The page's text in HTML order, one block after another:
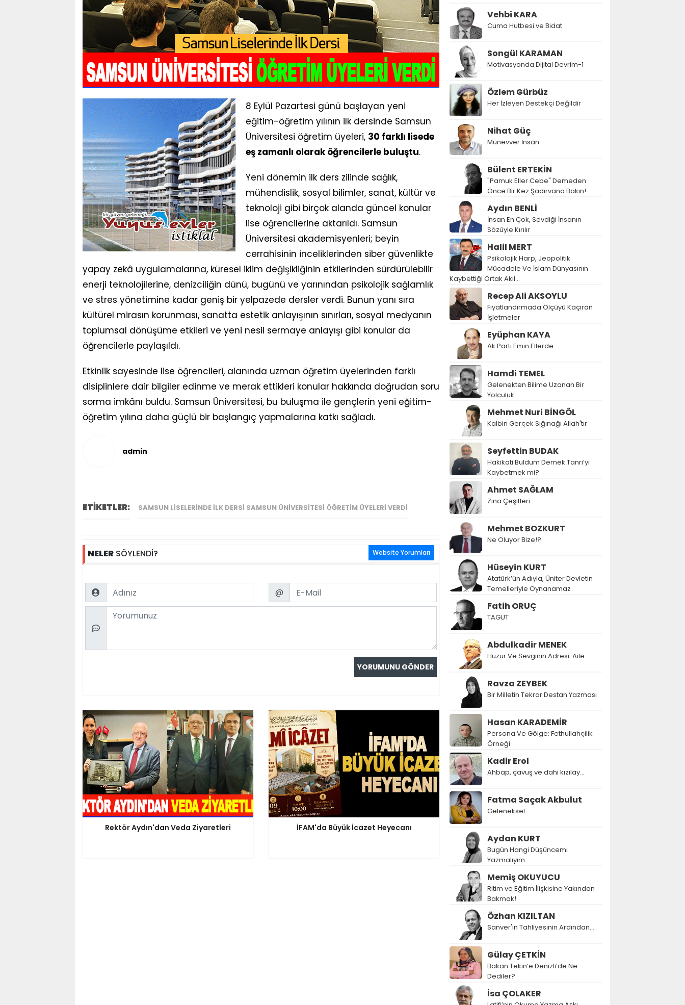
8 Eylül Pazartesi günü başlayan yeni
eğitim-öğretim yılının ilk dersinde Samsun
Üniversitesi öğretim üyeleri, 30 farklı lisede
eş zamanlı olarak öğrencilerle buluştu.
Yeni dönemin ilk ders zilinde sağlık,
mühendislik, sosyal bilimler, sanat, kültür ve
teknoloji gibi birçok alanda güncel konular
lise öğrencilerine aktarıldı. Samsun
Üniversitesi akademisyenleri; beyin
cerrahisinin inceliklerinden siber güvenlikte
yapay zekâ uygulamalarına, küresel iklim değişikliğinin etkilerinden sürdürülebilir
enerji teknolojilerine, denizciliğin dünü, bugünü ve yarınından psikolojik sağlamlık
ve stres yönetimine kadar geniş bir yelpazede dersler verdi. Bunun yanı sıra
kültürel mirasın korunması, sanatta estetik anlayışının sınırları, sosyal medyanın
toplumsal dönüşüme etkileri ve yeni nesil sermaye anlayışı gibi konular da
öğrencilerle paylaşıldı.
Etkinlik sayesinde lise öğrencileri, alanında uzman öğretim üyelerinden farklı
disiplinlere dair bilgiler edinme ve merak ettikleri konular hakkında doğrudan soru
sorma imkânı buldu. Samsun Üniversitesi, bu buluşma ile gençlerin yeni eğitim-
öğretim yılına daha güçlü bir başlangıç yapmalarına katkı sağladı.
admin
ETİKETLER: SAMSUN LISELERINDE İLK DERSI SAMSUN ÜNIVERSITESI ÖĞRETIM ÜYELERI VERDI
NELER SÖYLENDİ? Website Yorumları
Name Email
@
Comment
Rektör Aydın'dan Veda Ziyaretleri İFAM'da Büyük İcazet Heyecanı
Vehbi KARA
Cuma Hutbesi ve Bidat
Songül KARAMAN
Motivasyonda Dijital Devrim-1
Özlem Gürbüz
Her İzleyen Destekçi Değildir
Nihat Güç
Münevver İnsan
Bülent ERTEKİN
"Pamuk Eller Cebe" Demeden
Önce Bir Kez Şadırvana Bakın!
Aydın BENLİ
İnsan En Çok, Sevdiği İnsanın
Sözüyle Kırılır
Halil MERT
Psikolojik Harp, Jeopolitik
Mücadele Ve İslam Dünyasının
Kaybettiği Ortak Akıl…
Recep Ali AKSOYLU
Fiyatlandırmada Ölçüyü Kaçıran
İşletmeler
Eyüphan KAYA
Ak Parti Emin Ellerde
Hamdi TEMEL
Gelenekten Bilime Uzanan Bir
Yolculuk
Mehmet Nuri BİNGÖL
Kalbin Gerçek Sığınağı Allah'tır
Seyfettin BUDAK
Hakikati Buldum Demek Tanrı’yı
Kaybetmek mi?
Ahmet SAĞLAM
Zina Çeşitleri
Mehmet BOZKURT
Ne Oluyor Bize!?
Hüseyin KURT
Atatürk’ün Adıyla, Üniter Devletin
Temelleriyle Oynanamaz
Fatih ORUÇ
TAGUT
Abdulkadir MENEK
Huzur Ve Sevginin Adresi: Aile
Ravza ZEYBEK
Bir Milletin Tekrar Destan Yazması
Hasan KARADEMİR
Persona Ve Gölge: Fethullahçilik
Örneği
Kadir Erol
Ahbap, çavuş ve dahi kızılay...
Fatma Saçak Akbulut
Geleneksel
Aydan KURT
Bugün Hangi Düşüncemi
Yazmalıyım
Memiş OKUYUCU
Ritim ve Eğitim İlişkisine Yakından
Bakmak!
Özhan KIZILTAN
Sanver'in Tahliyesinin Ardından…
Gülay ÇETKİN
Bakan Tekin’e Denizli’de Ne
Dediler?
İsa ÇOLAKER